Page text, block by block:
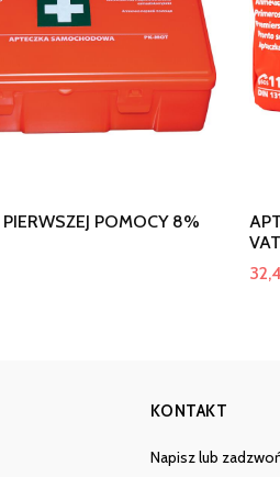
POMOCY 8%
VAT
KONTAKT
Napisz lub